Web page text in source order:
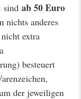
sind ab 50 Euro
nichts anderes
extra
besteuert
der jeweiligen